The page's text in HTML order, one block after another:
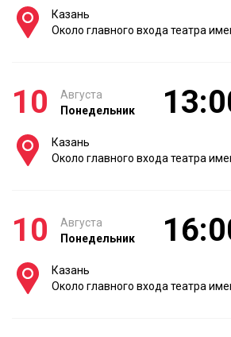
Казань
Около главного входа театра
10
Августа
Понедельник
Казань
Около главного входа театра
10
Августа
Понедельник
Казань
Около главного входа театра